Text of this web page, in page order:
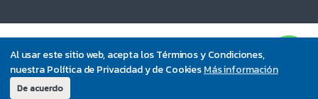
Al usar este sitio web, acepta los Términos y Condiciones,
nuestra Política de Privacidad y de CookiesMás información
De acuerdo